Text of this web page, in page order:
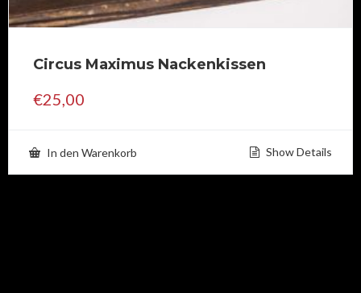
Circus Maximus Nackenkissen
€25,00
In den Warenkorb Show Details